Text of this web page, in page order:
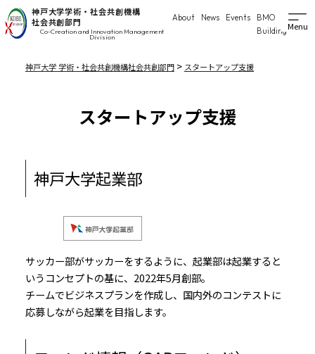
神戸大学学術・社会共創機構
社会共創部門
Co-Creation and Innovation Management
Division
About News Events
BMO
BuildingMenu
神戸大学 学術・社会共創機構社会共創部門> スタートアップ支援
スタートアップ支援
神戸大学起業部
サッカー部がサッカーをするように、起業部は起業すると
いうコンセプトの基に、2022年5月創部。
チームでビジネスプランを作成し、国内外のコンテストに
応募しながら起業を目指します。